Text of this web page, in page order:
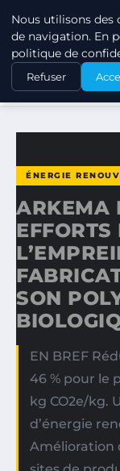
RSE
ACCUEIL
ARKEMA
ÉNERGIE
ARKEMA
SON
EN BREF
46 % pour le
kg CO2e/kg.
d’énergie
Amélioration
Nous utilisons des
de navigation. En
politique de
Refuser